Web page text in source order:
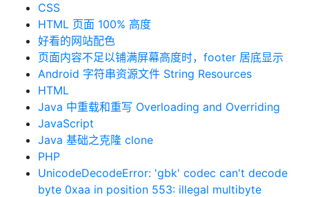
CSS
HTML 页面 100% 高度
好看的网站配色
页面内容不足以铺满屏幕高度时，footer 居底显示
Android 字符串资源文件 String Resources
HTML
Java 中重载和重写 Overloading and Overriding
JavaScript
Java 基础之克隆 clone
PHP
UnicodeDecodeError: 'gbk' codec can't decode
byte 0xaa in position 553: illegal multibyte